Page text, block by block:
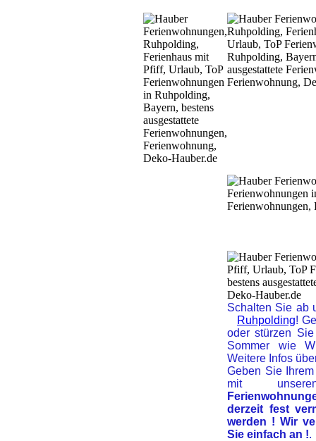
Schalten Sie ab
Ruhpolding!
oder stürzen
Sommer wie
Weitere Infos
Geben Sie
mit
derzeit fest
werden ! Wir
Sie einfach an !.